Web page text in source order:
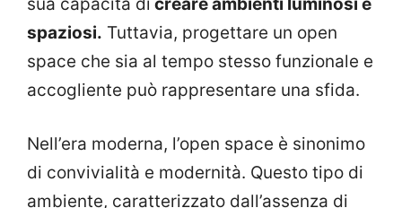
spaziosi. Tuttavia, progettare un open
space che sia al tempo stesso funzionale e
accogliente può rappresentare una sfida.
Nell’era moderna, l’open space è sinonimo
di convivialità e modernità. Questo tipo di
ambiente, caratterizzato dall’assenza di